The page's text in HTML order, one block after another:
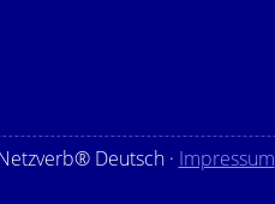
Deutsch · Impressum